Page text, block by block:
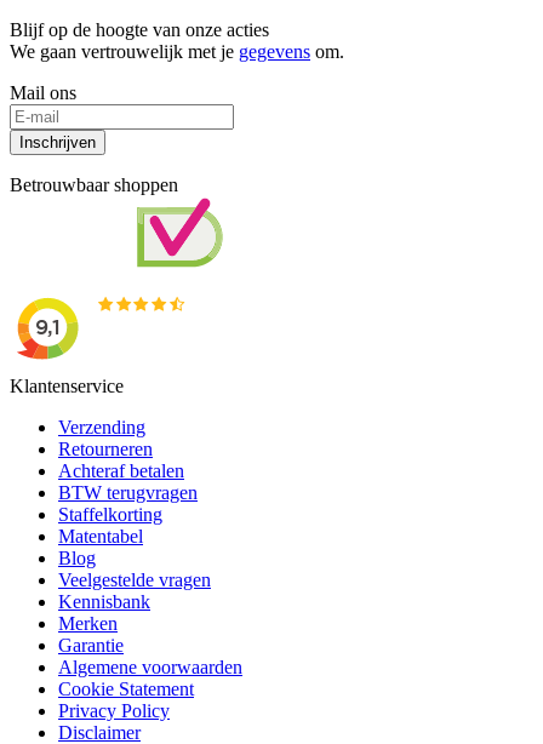
Blijf op de hoogte van onze acties
We gaan vertrouwelijk met je gegevens om.
Mail ons
Inschrijven
Betrouwbaar shoppen
Klantenservice
Verzending
Retourneren
Achteraf betalen
BTW terugvragen
Staffelkorting
Matentabel
Blog
Veelgestelde vragen
Kennisbank
Merken
Garantie
Algemene voorwaarden
Cookie Statement
Privacy Policy
Disclaimer